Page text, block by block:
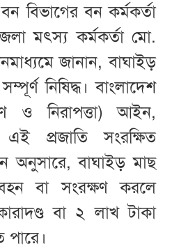
বিভাগের বন কর্মকর্তা
মৎস্য কর্মকর্তা মো.
জানান, বাঘাইড়
নিষিদ্ধ। বাংলাদেশ
ও নিরাপত্তা) আইন,
প্রজাতি সংরক্ষিত
অনুসারে, বাঘাইড় মাছ
বা সংরক্ষণ করলে
বা ২ লাখ টাকা
পারে।